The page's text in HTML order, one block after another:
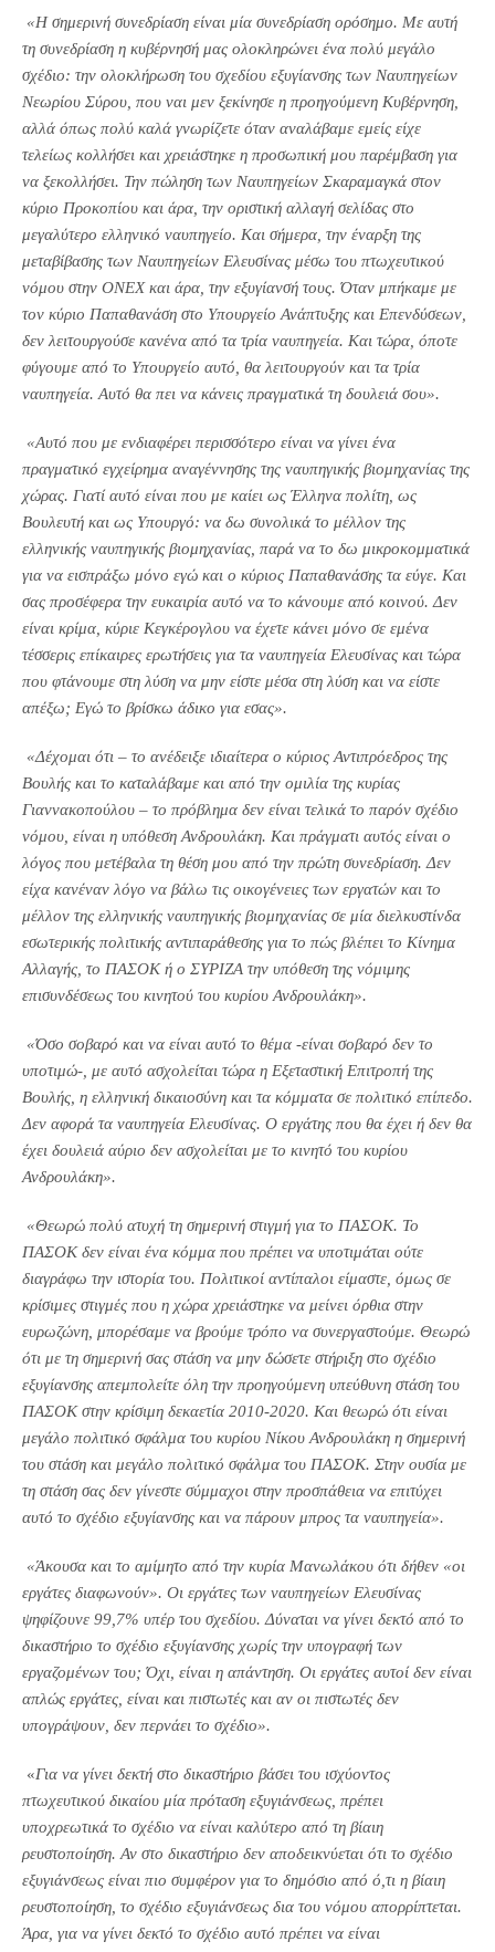
«Η σημερινή συνεδρίαση είναι μία συνεδρίαση ορόσημο. Με αυτή
τη συνεδρίαση η κυβέρνησή μας ολοκληρώνει ένα πολύ μεγάλο
σχέδιο: την ολοκλήρωση του σχεδίου εξυγίανσης των Ναυπηγείων
Νεωρίου Σύρου, που ναι μεν ξεκίνησε η προηγούμενη Κυβέρνηση,
αλλά όπως πολύ καλά γνωρίζετε όταν αναλάβαμε εμείς είχε
τελείως κολλήσει και χρειάστηκε η προσωπική μου παρέμβαση για
να ξεκολλήσει. Την πώληση των Ναυπηγείων Σκαραμαγκά στον
κύριο Προκοπίου και άρα, την οριστική αλλαγή σελίδας στο
μεγαλύτερο ελληνικό ναυπηγείο. Και σήμερα, την έναρξη της
μεταβίβασης των Ναυπηγείων Ελευσίνας μέσω του πτωχευτικού
νόμου στην ΟΝΕΧ και άρα, την εξυγίανσή τους. Όταν μπήκαμε με
τον κύριο Παπαθανάση στο Υπουργείο Ανάπτυξης και Επενδύσεων,
δεν λειτουργούσε κανένα από τα τρία ναυπηγεία. Και τώρα, όποτε
φύγουμε από το Υπουργείο αυτό, θα λειτουργούν και τα τρία
ναυπηγεία. Αυτό θα πει να κάνεις πραγματικά τη δουλειά σου».
«Αυτό που με ενδιαφέρει περισσότερο είναι να γίνει ένα
πραγματικό εγχείρημα αναγέννησης της ναυπηγικής βιομηχανίας της
χώρας. Γιατί αυτό είναι που με καίει ως Έλληνα πολίτη, ως
Βουλευτή και ως Υπουργό: να δω συνολικά το μέλλον της
ελληνικής ναυπηγικής βιομηχανίας, παρά να το δω μικροκομματικά
για να εισπράξω μόνο εγώ και ο κύριος Παπαθανάσης τα εύγε. Και
σας προσέφερα την ευκαιρία αυτό να το κάνουμε από κοινού. Δεν
είναι κρίμα, κύριε Κεγκέρογλου να έχετε κάνει μόνο σε εμένα
τέσσερις επίκαιρες ερωτήσεις για τα ναυπηγεία Ελευσίνας και τώρα
που φτάνουμε στη λύση να μην είστε μέσα στη λύση και να είστε
απέξω; Εγώ το βρίσκω άδικο για εσας».
«Δέχομαι ότι – το ανέδειξε ιδιαίτερα ο κύριος Αντιπρόεδρος της
Βουλής και το καταλάβαμε και από την ομιλία της κυρίας
Γιαννακοπούλου – το πρόβλημα δεν είναι τελικά το παρόν σχέδιο
νόμου, είναι η υπόθεση Ανδρουλάκη. Και πράγματι αυτός είναι ο
λόγος που μετέβαλα τη θέση μου από την πρώτη συνεδρίαση. Δεν
είχα κανέναν λόγο να βάλω τις οικογένειες των εργατών και το
μέλλον της ελληνικής ναυπηγικής βιομηχανίας σε μία διελκυστίνδα
εσωτερικής πολιτικής αντιπαράθεσης για το πώς βλέπει το Κίνημα
Αλλαγής, το ΠΑΣΟΚ ή ο ΣΥΡΙΖΑ την υπόθεση της νόμιμης
επισυνδέσεως του κινητού του κυρίου Ανδρουλάκη».
«Όσο σοβαρό και να είναι αυτό το θέμα -είναι σοβαρό δεν το
υποτιμώ-, με αυτό ασχολείται τώρα η Εξεταστική Επιτροπή της
Βουλής, η ελληνική δικαιοσύνη και τα κόμματα σε πολιτικό επίπεδο.
Δεν αφορά τα ναυπηγεία Ελευσίνας. Ο εργάτης που θα έχει ή δεν θα
έχει δουλειά αύριο δεν ασχολείται με το κινητό του κυρίου
Ανδρουλάκη».
«Θεωρώ πολύ ατυχή τη σημερινή στιγμή για το ΠΑΣΟΚ. Το
ΠΑΣΟΚ δεν είναι ένα κόμμα που πρέπει να υποτιμάται ούτε
διαγράφω την ιστορία του. Πολιτικοί αντίπαλοι είμαστε, όμως σε
κρίσιμες στιγμές που η χώρα χρειάστηκε να μείνει όρθια στην
ευρωζώνη, μπορέσαμε να βρούμε τρόπο να συνεργαστούμε. Θεωρώ
ότι με τη σημερινή σας στάση να μην δώσετε στήριξη στο σχέδιο
εξυγίανσης απεμπολείτε όλη την προηγούμενη υπεύθυνη στάση του
ΠΑΣΟΚ στην κρίσιμη δεκαετία 2010-2020. Και θεωρώ ότι είναι
μεγάλο πολιτικό σφάλμα του κυρίου Νίκου Ανδρουλάκη η σημερινή
του στάση και μεγάλο πολιτικό σφάλμα του ΠΑΣΟΚ. Στην ουσία με
τη στάση σας δεν γίνεστε σύμμαχοι στην προσπάθεια να επιτύχει
αυτό το σχέδιο εξυγίανσης και να πάρουν μπρος τα ναυπηγεία».
«Άκουσα και το αμίμητο από την κυρία Μανωλάκου ότι δήθεν «οι
εργάτες διαφωνούν». Οι εργάτες των ναυπηγείων Ελευσίνας
ψηφίζουνε 99,7% υπέρ του σχεδίου.Δύναται να γίνει δεκτό από το
δικαστήριο το σχέδιο εξυγίανσης χωρίς την υπογραφή των
εργαζομένων του; Όχι, είναι η απάντηση. Οι εργάτες αυτοί δεν είναι
απλώς εργάτες, είναι και πιστωτές και αν οι πιστωτές δεν
υπογράψουν, δεν περνάει το σχέδιο».
«Για να γίνει δεκτή στο δικαστήριο βάσει του ισχύοντος
πτωχευτικού δικαίου μία πρόταση εξυγιάνσεως, πρέπει
υποχρεωτικά το σχέδιο να είναι καλύτερο από τη βίαιη
ρευστοποίηση. Αν στο δικαστήριο δεν αποδεικνύεται ότι το σχέδιο
εξυγιάνσεως είναι πιο συμφέρον για το δημόσιο από ό,τι η βίαιη
ρευστοποίηση, το σχέδιο εξυγιάνσεως δια του νόμου απορρίπτεται.
Άρα, για να γίνει δεκτό το σχέδιο αυτό πρέπει να είναι